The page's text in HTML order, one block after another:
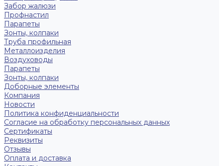
Забор жалюзи
Профнастил
Парапеты
Зонты, колпаки
Труба профильная
Металлоизделия
Воздуховоды
Парапеты
Зонты, колпаки
Доборные элементы
Компания
Новости
Политика конфиденциальности
Согласие на обработку персональных данных
Сертификаты
Реквизиты
Отзывы
Оплата и доставка